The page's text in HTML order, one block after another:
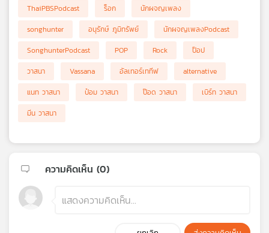
ThaiPBSPodcast
ร็อก
นักผจญเพลง
songhunter
อนุรักษ์ ภูมิทรัพย์
นักผจญเพลงPodcast
SonghunterPodcast
POP Rock
ป็อป
วาสนา
Vassana อัลเทอร์เททีฟ
alternative
แนท วาสนา
ป๋อม วาสนา ป๊อด วาสนา
เบิร์ท วาสนา
มีน วาสนา
ความคิดเห็น (0)